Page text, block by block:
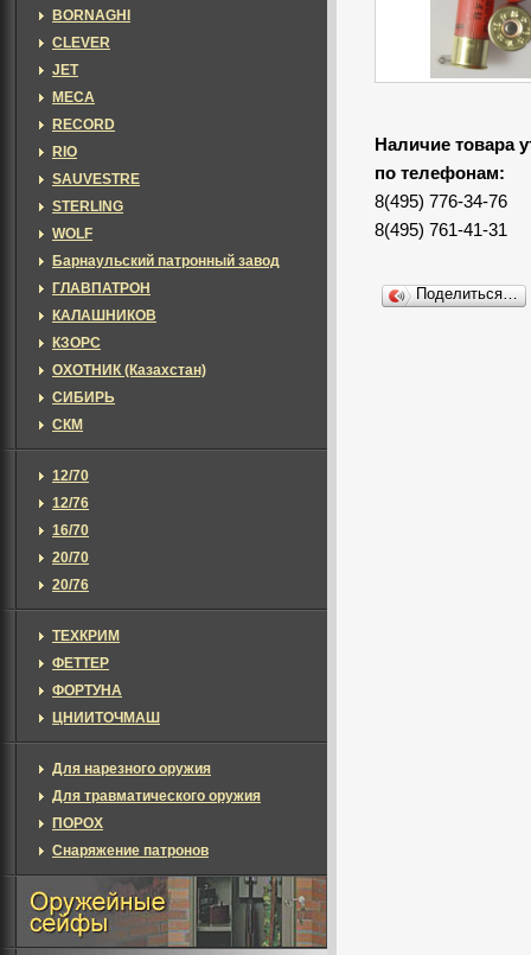
Наличие товара
по телефонам:
8(495) 776-34-76
8(495) 761-41-31
Поделиться…
BORNAGHI
CLEVER
JET
MECA
RECORD
RIO
SAUVESTRE
STERLING
WOLF
Барнаульский патронный завод
ГЛАВПАТРОН
КАЛАШНИКОВ
КЗОРС
ОХОТНИК (Казахстан)
СИБИРЬ
СКМ
12/70
12/76
16/70
20/70
20/76
ТЕХКРИМ
ФЕТТЕР
ФОРТУНА
ЦНИИТОЧМАШ
Для нарезного оружия
Для травматического оружия
ПОРОХ
Снаряжение патронов